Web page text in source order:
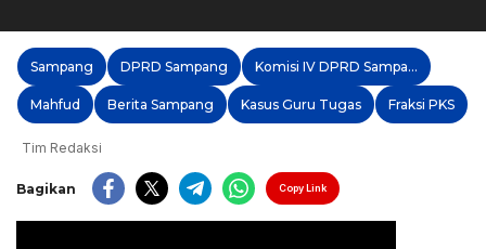
Sampang DPRD Sampang Komisi IV DPRD Sampang
Mahfud Berita Sampang Kasus Guru Tugas Fraksi PKS
Tim Redaksi
Bagikan Copy Link